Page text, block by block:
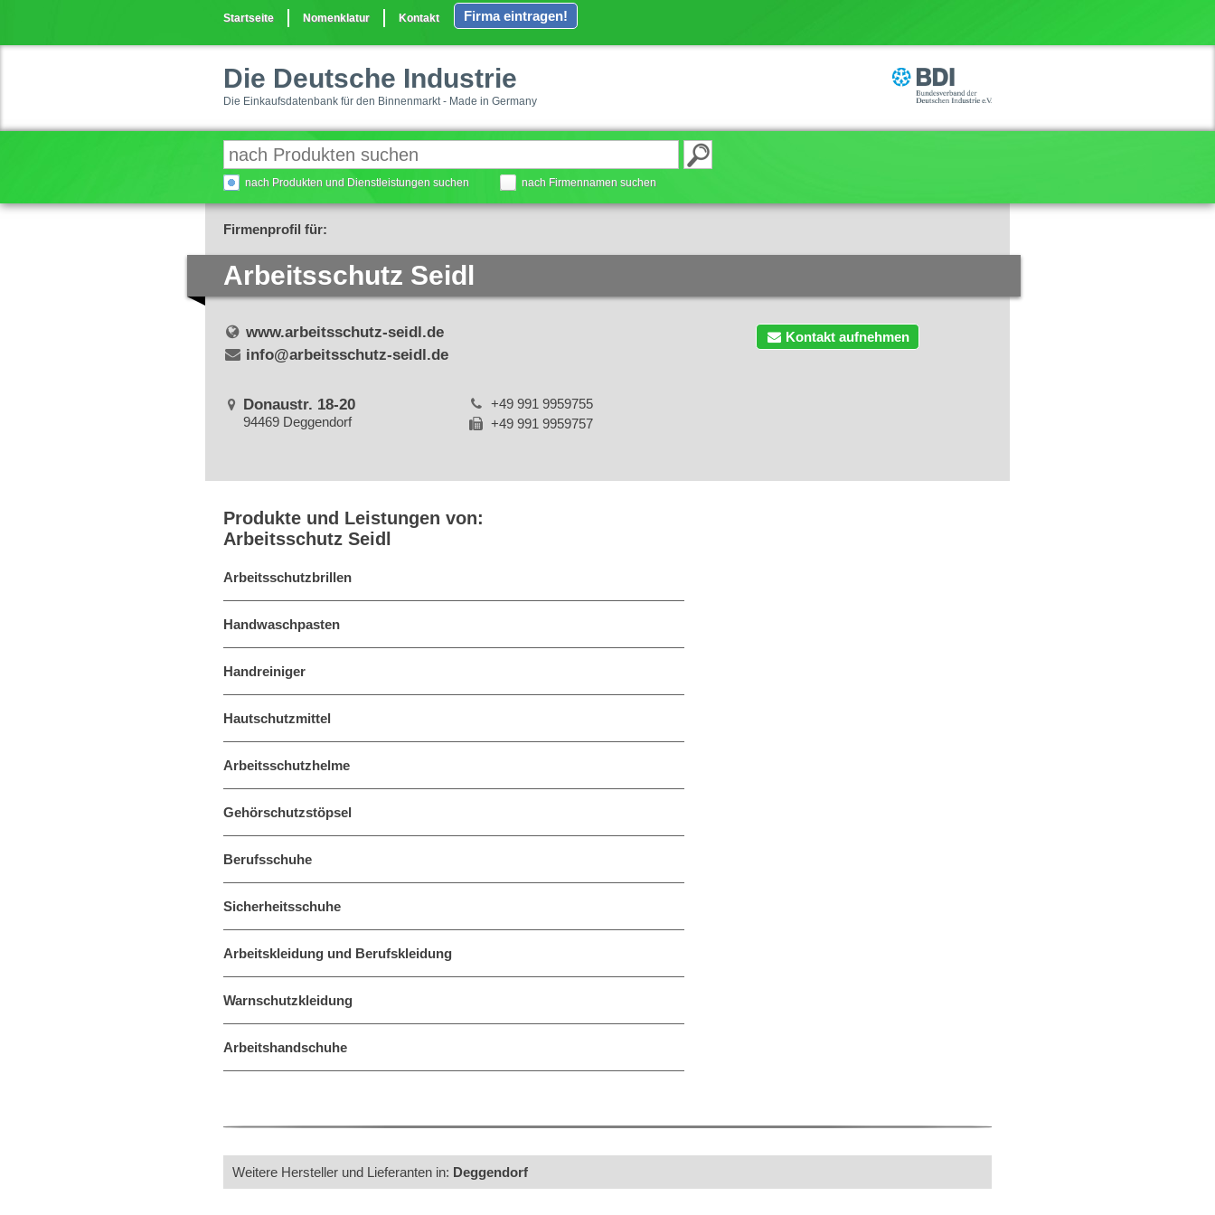
Startseite Nomenklatur Kontakt Firma eintragen!
Die Deutsche Industrie
Die Einkaufsdatenbank für den Binnenmarkt - Made in Germany
nach Produkten und Dienstleistungen suchen nach Firmennamen suchen
Firmenprofil für:
Arbeitsschutz Seidl
Kontakt aufnehmen
www.arbeitsschutz-seidl.de
info@arbeitsschutz-seidl.de
Donaustr. 18-20
94469 Deggendorf
+49 991 9959755
+49 991 9959757
Produkte und Leistungen von:
Arbeitsschutz Seidl
Arbeitsschutzbrillen
Handwaschpasten
Handreiniger
Hautschutzmittel
Arbeitsschutzhelme
Gehörschutzstöpsel
Berufsschuhe
Sicherheitsschuhe
Arbeitskleidung und Berufskleidung
Warnschutzkleidung
Arbeitshandschuhe
Weitere Hersteller und Lieferanten in: Deggendorf